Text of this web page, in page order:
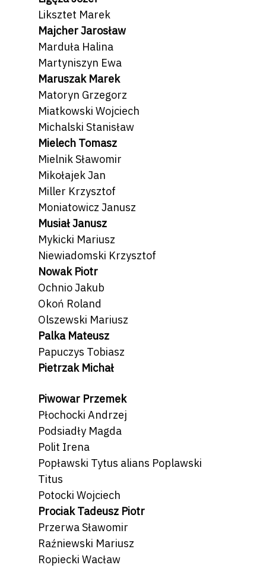
Liksztet Marek
Majcher Jarosław
Marduła Halina
Martyniszyn Ewa
Maruszak Marek
Matoryn Grzegorz
Miatkowski Wojciech
Michalski Stanisław
Mielech Tomasz
Mielnik Sławomir
Mikołajek Jan
Miller Krzysztof
Moniatowicz Janusz
Musiał Janusz
Mykicki Mariusz
Niewiadomski Krzysztof
Nowak Piotr
Ochnio Jakub
Okoń Roland
Olszewski Mariusz
Palka Mateusz
Papuczys Tobiasz
Pietrzak Michał
Piwowar Przemek
Płochocki Andrzej
Podsiadły Magda
Polit Irena
Popławski Tytus alians Poplawski
Titus
Potocki Wojciech
Prociak Tadeusz Piotr
Przerwa Sławomir
Raźniewski Mariusz
Ropiecki Wacław